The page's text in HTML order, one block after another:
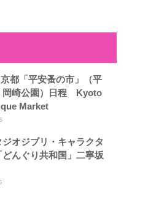
都「平安蚤の市」（平
岡崎公園）日程 Kyoto
Market
オジブリ・キャラクタ
どんぐり共和国」二寧坂